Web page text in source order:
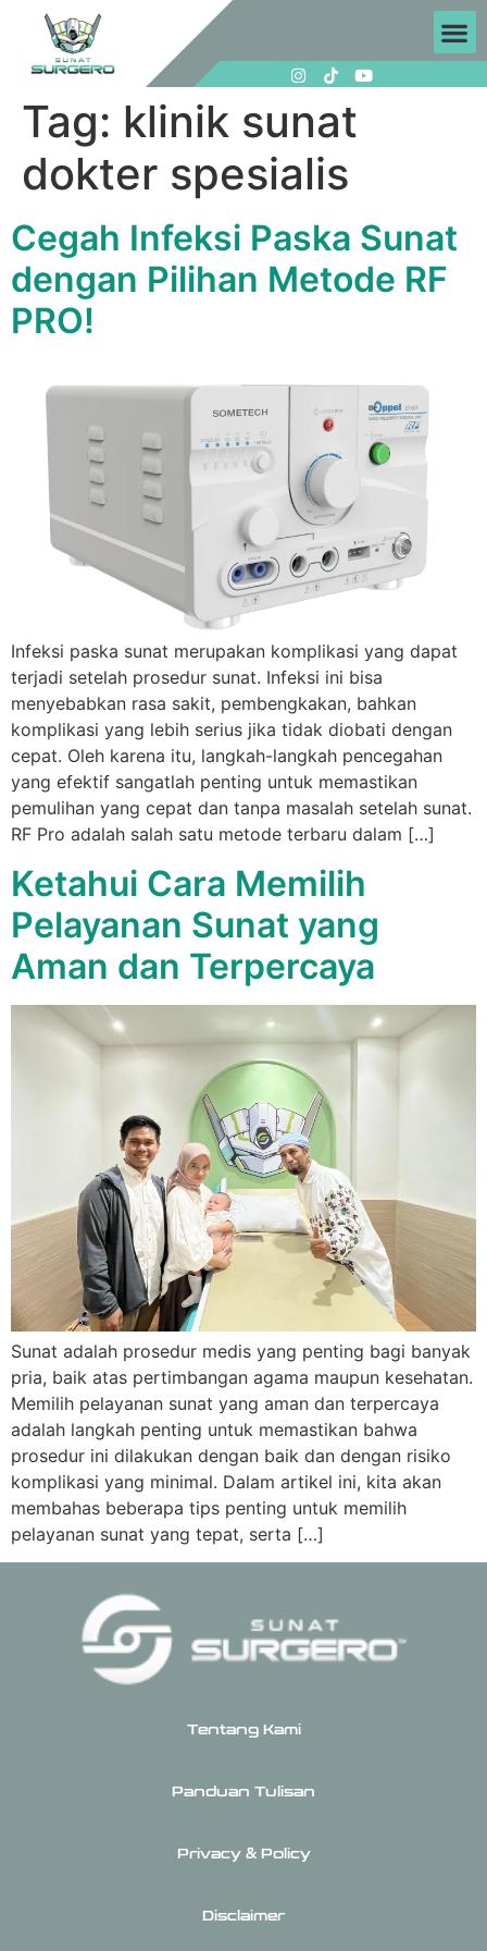
Tag: klinik sunat
dokter spesialis
Cegah Infeksi Paska Sunat
dengan Pilihan Metode RF
PRO!
Infeksi paska sunat merupakan komplikasi yang dapat
terjadi setelah prosedur sunat. Infeksi ini bisa
menyebabkan rasa sakit, pembengkakan, bahkan
komplikasi yang lebih serius jika tidak diobati dengan
cepat. Oleh karena itu, langkah-langkah pencegahan
yang efektif sangatlah penting untuk memastikan
pemulihan yang cepat dan tanpa masalah setelah sunat.
RF Pro adalah salah satu metode terbaru dalam […]
Ketahui Cara Memilih
Pelayanan Sunat yang
Aman dan Terpercaya
Sunat adalah prosedur medis yang penting bagi banyak
pria, baik atas pertimbangan agama maupun kesehatan.
Memilih pelayanan sunat yang aman dan terpercaya
adalah langkah penting untuk memastikan bahwa
prosedur ini dilakukan dengan baik dan dengan risiko
komplikasi yang minimal. Dalam artikel ini, kita akan
membahas beberapa tips penting untuk memilih
pelayanan sunat yang tepat, serta […]
Tentang Kami
Panduan Tulisan
Privacy & Policy
Disclaimer